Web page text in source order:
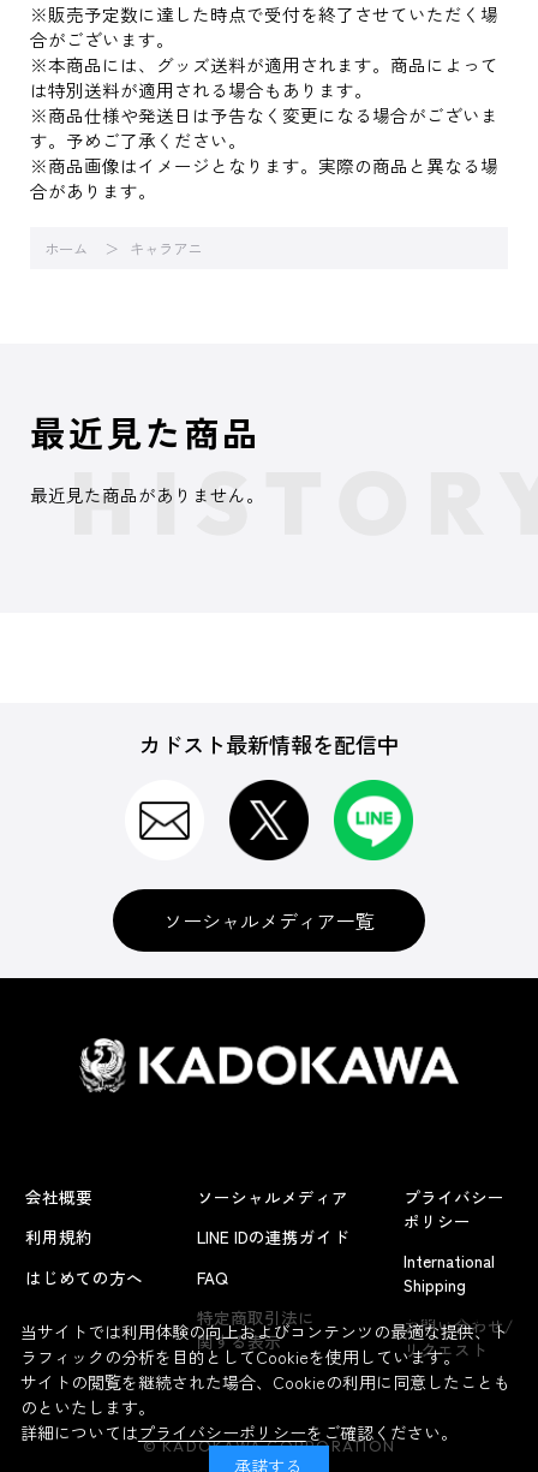
※販売予定数に達した時点で受付を終了させていただく場
合がございます。
※本商品には、グッズ送料が適用されます。商品によって
は特別送料が適用される場合もあります。
※商品仕様や発送日は予告なく変更になる場合がございま
す。予めご了承ください。
※商品画像はイメージとなります。実際の商品と異なる場
合があります。
ホーム キャラアニ
よくあるお問い合わせ
最近見た商品
最近見た商品がありません。
カドスト最新情報を配信中
ソーシャルメディア一覧
会社概要
利用規約
はじめての方へ
ソーシャルメディア
LINE IDの連携ガイド
FAQ
特定商取引法に
関する表示
プライバシー
ポリシー
International
Shipping
お問い合わせ/
リクエスト
© KADOKAWA CORPORATION
当サイトでは利用体験の向上およびコンテンツの最適な提供、ト
ラフィックの分析を目的としてCookieを使用しています。
サイトの閲覧を継続された場合、Cookieの利用に同意したことも
のといたします。
詳細についてはプライバシーポリシーをご確認ください。
承諾する